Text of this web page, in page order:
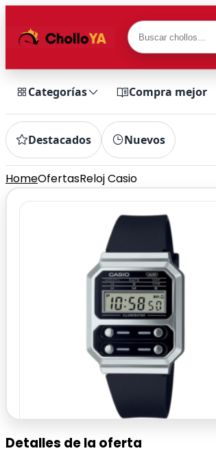
Categorías Compra mejor
Destacados Nuevos
HomeOfertasReloj Casio
Detalles de la oferta